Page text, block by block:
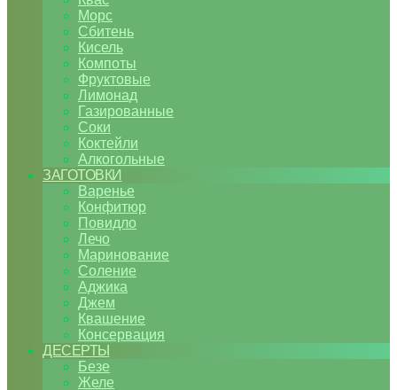
Морс
Сбитень
Кисель
Компоты
Фруктовые
Лимонад
Газированные
Соки
Коктейли
Алкогольные
ЗАГОТОВКИ
Варенье
Конфитюр
Повидло
Лечо
Маринование
Соление
Аджика
Джем
Квашение
Консервация
ДЕСЕРТЫ
Безе
Желе